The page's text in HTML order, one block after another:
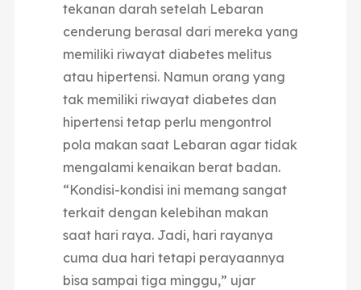
tekanan darah setelah Lebaran
cenderung berasal dari mereka yang
memiliki riwayat diabetes melitus
atau hipertensi. Namun orang yang
tak memiliki riwayat diabetes dan
hipertensi tetap perlu mengontrol
pola makan saat Lebaran agar tidak
mengalami kenaikan berat badan.
“Kondisi-kondisi ini memang sangat
terkait dengan kelebihan makan
saat hari raya. Jadi, hari rayanya
cuma dua hari tetapi perayaannya
bisa sampai tiga minggu,” ujar